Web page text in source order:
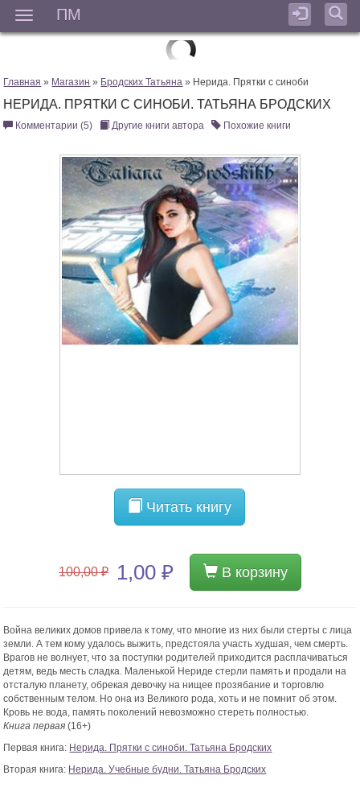
ПМ
Главная » Магазин » Бродских Татьяна » Нерида. Прятки с синоби
НЕРИДА. ПРЯТКИ С СИНОБИ. ТАТЬЯНА БРОДСКИХ
Комментарии (5) Другие книги автора Похожие книги
Читать книгу
100,00 ₽ 1,00 ₽ В корзину
Война великих домов привела к тому, что многие из них были стерты с лица
земли. А тем кому удалось выжить, предстояла участь худшая, чем смерть.
Врагов не волнует, что за поступки родителей приходится расплачиваться
детям, ведь месть сладка. Маленькой Нериде стерли память и продали на
отсталую планету, обрекая девочку на нищее прозябание и торговлю
собственным телом. Но она из Великого рода, хоть и не помнит об этом.
Кровь не вода, память поколений невозможно стереть полностью.
Книга первая (16+)
Первая книга: Нерида. Прятки с синоби. Татьяна Бродских
Вторая книга: Нерида. Учебные будни. Татьяна Бродских